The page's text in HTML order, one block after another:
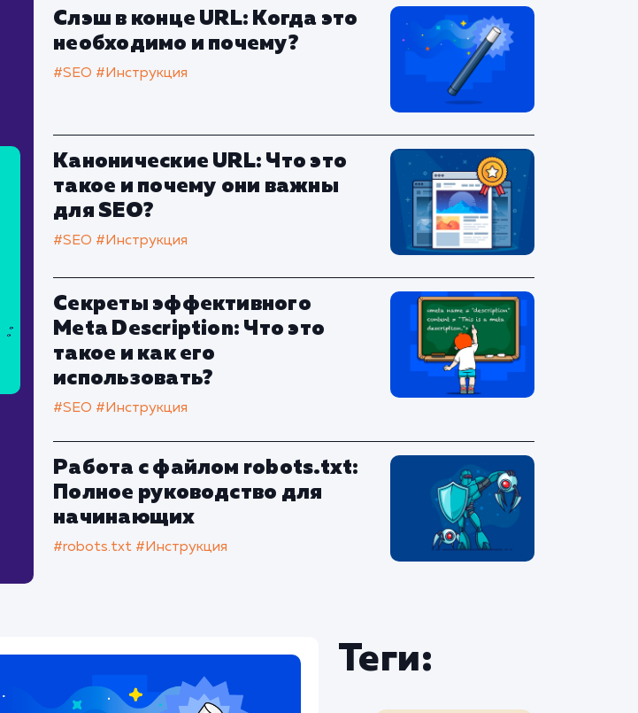
Слэш в конце URL: Когда это
необходимо и почему?
#SEO #Инструкция
Канонические URL: Что это
такое и почему они важны
для SEO?
#SEO #Инструкция
Секреты эффективного
Meta Description: Что это
такое и как его
использовать?
#SEO #Инструкция
Работа с файлом robots.txt:
Полное руководство для
начинающих
#robots.txt #Инструкция
Теги: